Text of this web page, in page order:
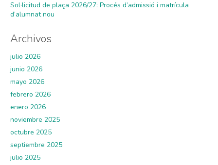
Sol·licitud de plaça 2026/27: Procés d’admissió i matrícula
d’alumnat nou
Archivos
julio 2026
junio 2026
mayo 2026
febrero 2026
enero 2026
noviembre 2025
octubre 2025
septiembre 2025
julio 2025